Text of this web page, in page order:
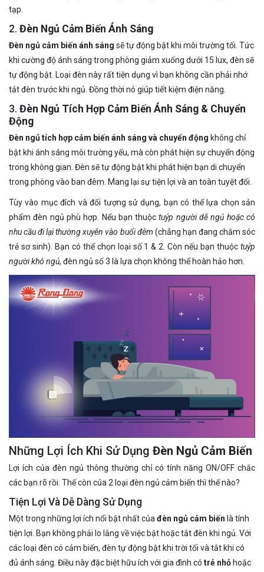
tạp.
2. Đèn Ngủ Cảm Biến Ánh Sáng
Đèn ngủ cảm biến ánh sáng sẽ tự động bật khi môi trường tối. Tức
khi cường độ ánh sáng trong phòng giảm xuống dưới 15 lux, đèn sẽ
tự động bật. Loại đèn này rất tiện dụng vì bạn không cần phải nhớ
tắt đèn trước khi ngủ. Đồng thời nó giúp tiết kiệm điện năng.
3. Đèn Ngủ Tích Hợp Cảm Biến Ánh Sáng & Chuyển
Động
Đèn ngủ tích hợp cảm biến ánh sáng và chuyển động không chỉ
bật khi ánh sáng môi trường yếu, mà còn phát hiện sự chuyển động
trong không gian. Đèn sẽ tự động bật khi phát hiện bạn di chuyển
trong phòng vào ban đêm. Mang lại sự tiện lợi và an toàn tuyệt đối.
Tùy vào mục đích và đối tượng sử dụng, bạn có thể lựa chọn sản
phẩm đèn ngủ phù hợp. Nếu bạn thuộctuýp người dễ ngủ hoặc có
nhu cầu đi lại thường xuyên vào buổi đêm (chẳng hạn đang chăm sóc
trẻ sơ sinh). Bạn có thể chọn loại số 1 & 2. Còn nếu bạn thuộc tuýp
người khó ngủ, đèn ngủ số 3 là lựa chọn không thể hoàn hảo hơn.
Những Lợi Ích Khi Sử Dụng Đèn Ngủ Cảm Biến
Lợi ích của đèn ngủ thông thường chỉ có tính năng ON/OFF chắc
các bạn rõ rồi. Thế còn của 2 loại đèn ngủ cảm biến thì thế nào?
Tiện Lợi Và Dễ Dàng Sử Dụng
Một trong những lợi ích nổi bật nhất của đèn ngủ cảm biến là tính
tiện lợi. Bạn không phải lo lắng về việc bật hoặc tắt đèn khi ngủ. Với
các loại đèn có cảm biến, đèn tự động bật khi trời tối và tắt khi có
đủ ánh sáng. Điều này đặc biệt hữu ích với gia đình có trẻ nhỏ hoặc